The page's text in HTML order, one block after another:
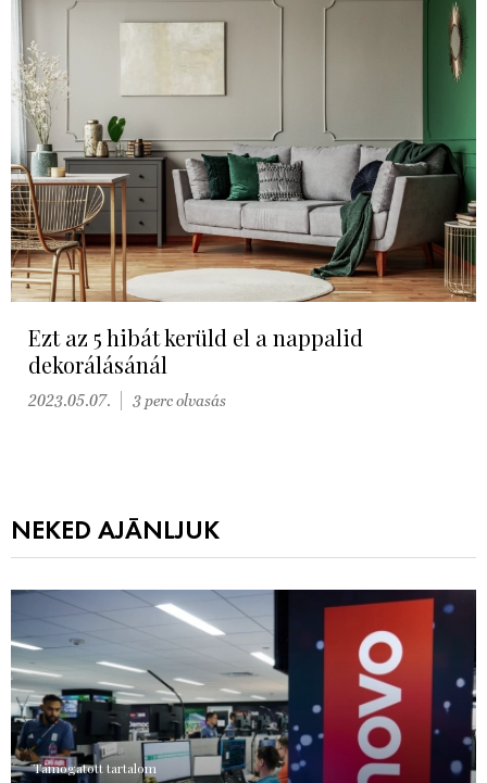
Ezt az 5 hibát kerüld el a nappalid
dekorálásánál
2023.05.07. 3 perc olvasás
NEKED AJÁNLJUK
Támogatott tartalom